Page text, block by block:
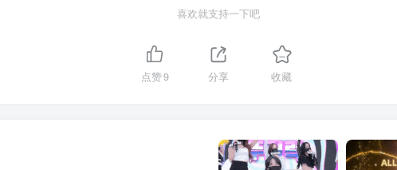
喜欢就支持一下吧
点赞9 分享 收藏